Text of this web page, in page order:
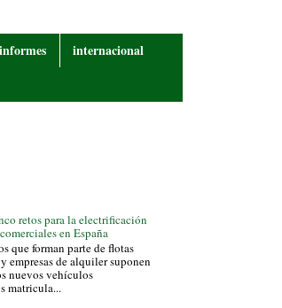
informes
internacional
retos para la electrificación
en España
que forman parte de flotas
empresas de alquiler suponen
nuevos vehículos
matricula...